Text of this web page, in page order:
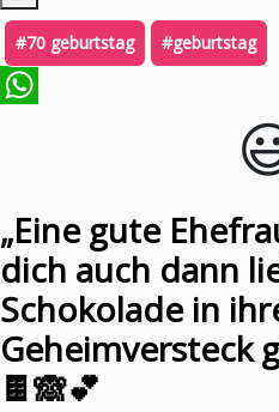
#70 geburtstag #geburtstag
„Eine gute
dich auch dann
Schokolade in
Geheimversteck
🍫🙈💕